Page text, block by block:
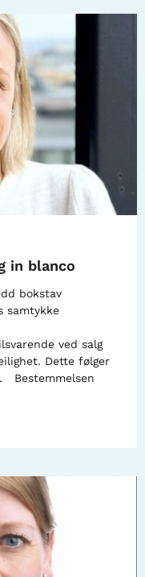
in blanco
bokstav
samtykke
ved salg
Dette følger
Bestemmelsen